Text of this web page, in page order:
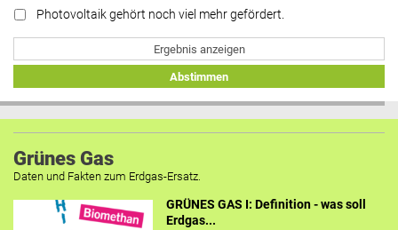
Photovoltaik gehört noch viel mehr gefördert.
Ergebnis anzeigen
Abstimmen
Grünes Gas
Daten und Fakten zum Erdgas-Ersatz.
GRÜNES GAS I: Definition - was soll
Erdgas...